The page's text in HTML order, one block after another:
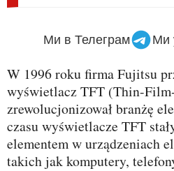
Ми в Телеграм
W 1996 roku firma Fujitsu przedstawiła pierwszy
wyświetlacz TFT (Thin-
zrewolucjonizował branżę
czasu wyświetlacze TFT
elementem w urządzeniach
takich jak komputery,